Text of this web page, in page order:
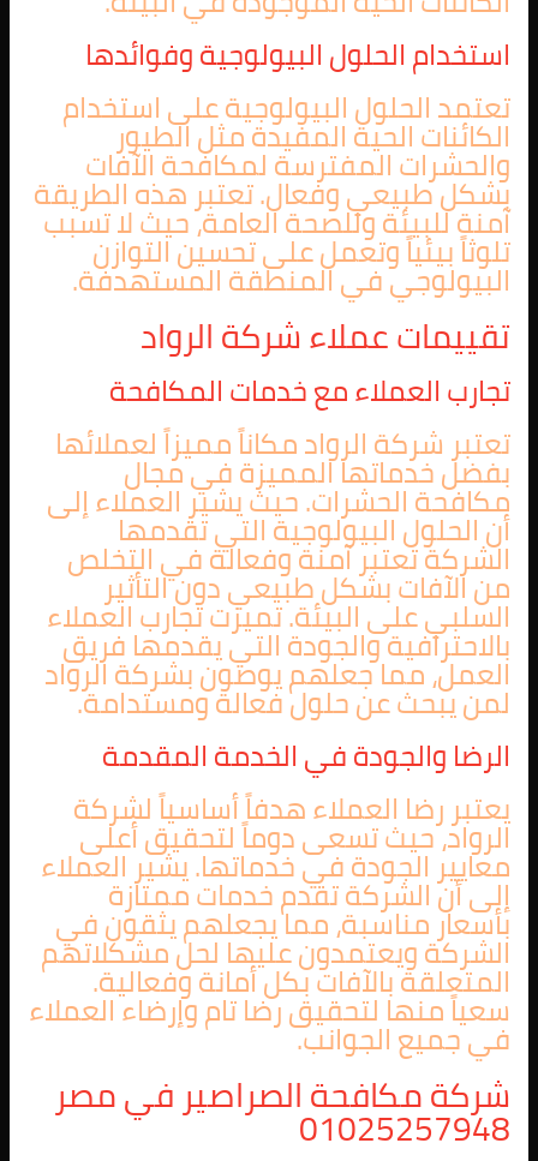
استخدام الحلول البيولوجية وفوائدها
تعتمد الحلول البيولوجية على استخدام
الكائنات الحية المفيدة مثل الطيور
والحشرات المفترسة لمكافحة الآفات
بشكل طبيعي وفعال. تعتبر هذه الطريقة
آمنة للبيئة وللصحة العامة، حيث لا تسبب
تلوثاً بيئياً وتعمل على تحسين التوازن
البيولوجي في المنطقة المستهدفة.
تقييمات عملاء شركة الرواد
تجارب العملاء مع خدمات المكافحة
تعتبر شركة الرواد مكاناً مميزاً لعملائها
بفضل خدماتها المميزة في مجال
مكافحة الحشرات. حيث يشير العملاء إلى
أن الحلول البيولوجية التي تقدمها
الشركة تعتبر آمنة وفعالة في التخلص
من الآفات بشكل طبيعي دون التأثير
السلبي على البيئة. تميزت تجارب العملاء
بالاحترافية والجودة التي يقدمها فريق
العمل، مما جعلهم يوصون بشركة الرواد
لمن يبحث عن حلول فعالة ومستدامة.
الرضا والجودة في الخدمة المقدمة
يعتبر رضا العملاء هدفاً أساسياً لشركة
الرواد، حيث تسعى دوماً لتحقيق أعلى
معايير الجودة في خدماتها. يشير العملاء
إلى أن الشركة تقدم خدمات ممتازة
بأسعار مناسبة، مما يجعلهم يثقون في
الشركة ويعتمدون عليها لحل مشكلاتهم
المتعلقة بالآفات بكل أمانة وفعالية.
سعياً منها لتحقيق رضا تام وإرضاء العملاء
في جميع الجوانب.
شركة مكافحة الصراصير في مصر
01025257948